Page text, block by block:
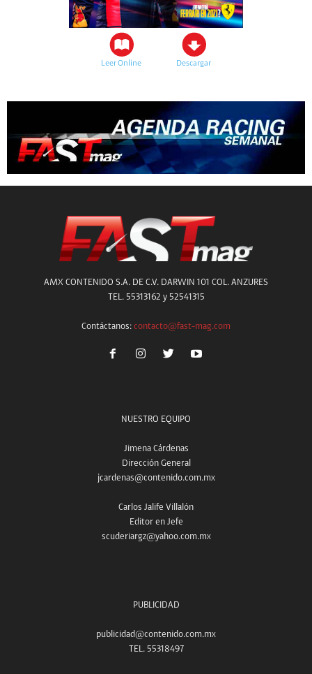
Leer Online Descargar
AMX CONTENIDO S.A. DE C.V. DARWIN 101 COL. ANZURES
TEL. 55313162 y 52541315
Contáctanos: contacto@fast-mag.com
NUESTRO EQUIPO
Jimena Cárdenas
Dirección General
jcardenas@contenido.com.mx
Carlos Jalife Villalón
Editor en Jefe
scuderiargz@yahoo.com.mx
PUBLICIDAD
publicidad@contenido.com.mx
TEL. 55318497